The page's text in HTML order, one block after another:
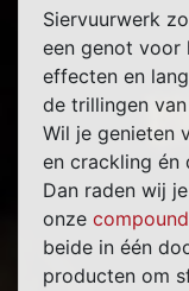
Siervuurwerk
een genot voor
effecten en
de trillingen
Wil je genieten
en crackling én
Dan raden wij
onze
beide in één
producten om